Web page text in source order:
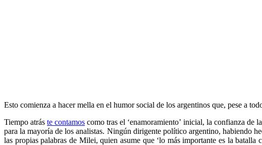
Esto comienza a hacer mella en el humor social de los argentinos que, pese a
Tiempo atráste contamos como tras el ‘enamoramiento’ inicial, la confianza de
para la mayoría de los analistas. Ningún dirigente político argentino, habiendo
las propias palabras de Milei, quien asume que ‘lo más importante es la